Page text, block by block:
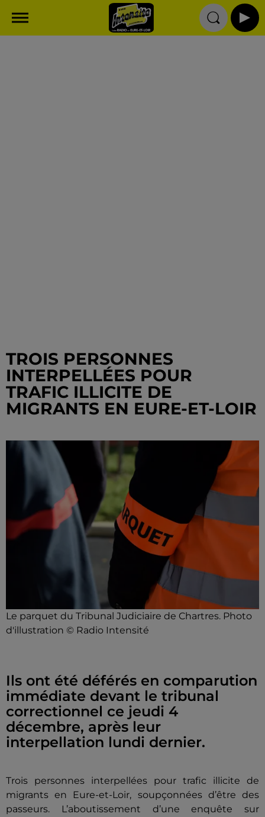
TROIS PERSONNES
INTERPELLÉES POUR
TRAFIC ILLICITE DE
MIGRANTS EN EURE-ET-LOIR
Le parquet du Tribunal Judiciaire de Chartres. Photo
d'illustration © Radio Intensité
Ils ont été déférés en comparution
immédiate devant le tribunal
correctionnel ce jeudi 4
décembre, après leur
interpellation lundi dernier.
Trois personnes interpellées pour trafic illicite de
migrants en Eure-et-Loir, soupçonnées d’être des
passeurs. L’aboutissement d’une enquête sur